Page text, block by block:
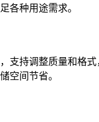
各种用途需求。
支持调整质量和格式
空间节省。